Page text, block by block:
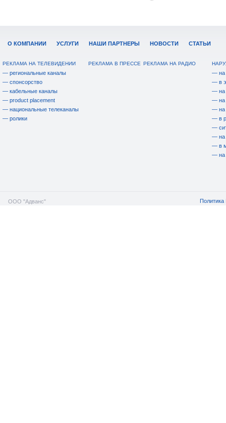
О КОМПАНИИ УСЛУГИ НАШИ ПАРТНЕРЫ НОВОСТИ СТАТЬИ
РЕКЛАМА НА ТЕЛЕВИДЕНИИ
— региональные каналы
— спонсорство
— кабельные каналы
— product placement
— национальные телеканалы
— ролики
РЕКЛАМА В ПРЕССЕ РЕКЛАМА НА РАДИО
— на
— в
— на
— на
— на
— в
—
— на
— в
— на
ООО "Адванс" Политика